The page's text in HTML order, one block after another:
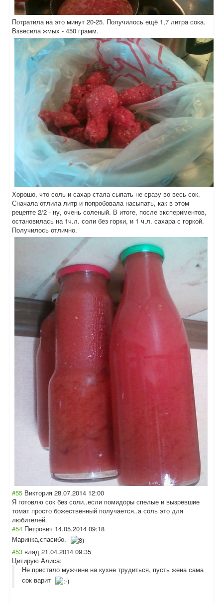
Потратила на это минут 20-25. Получилось ещё 1,7 литра сока.
Взвесила жмых - 450 грамм.
Хорошо, что соль и сахар стала сыпать не сразу во весь сок.
Сначала отлила литр и попробовала насыпать, как в этом
рецепте 2/2 - ну, очень соленый. В итоге, после экспериментов,
остановилась на 1ч.л. соли без горки, и 1 ч.л. сахара с горкой.
Получилось отлично.
#55 Виктория 28.07.2014 12:00
Я готовлю сок без соли..если помидоры спелые и вызревшие
томат просто божественный получается..а соль это для
любителей.
#54 Петрович 14.05.2014 09:18
Маринка,спасибо.
#53 влад 21.04.2014 09:35
Цитирую Алиса:
Не пристало мужчине на кухне трудиться, пусть жена сама
сок варит